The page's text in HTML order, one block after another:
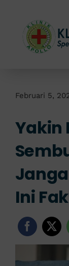
content
Februari 5,
Yakin
Ini